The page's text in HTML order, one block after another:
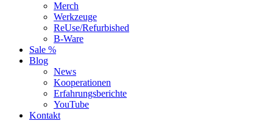
Merch
Werkzeuge
ReUse/Refurbished
B-Ware
Sale %
Blog
News
Kooperationen
Erfahrungsberichte
YouTube
Kontakt